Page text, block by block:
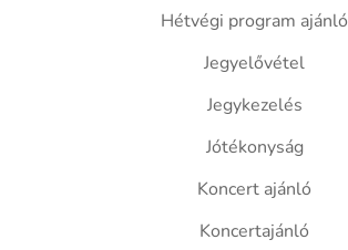
Hétvégi program ajánló
Jegyelővétel
Jegykezelés
Jótékonyság
Koncert ajánló
Koncertajánló